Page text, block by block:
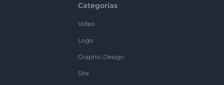
Categorias
Vídeo
Logo
Graphic Design
Site